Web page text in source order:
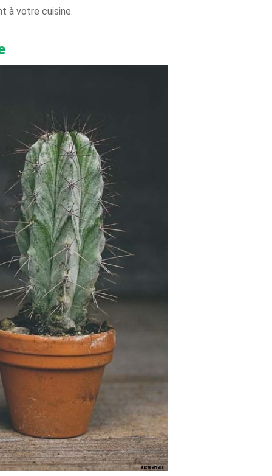
à votre cuisine.